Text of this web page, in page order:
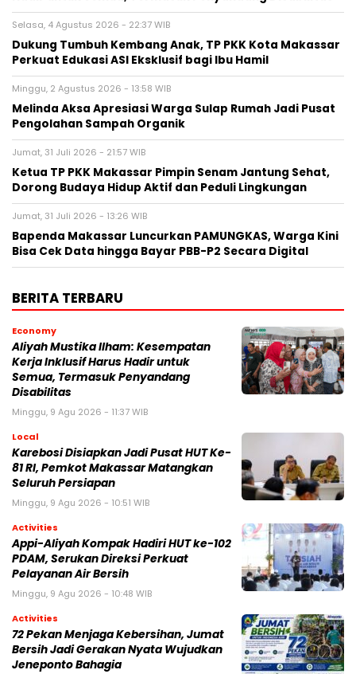
Selasa, 4 Agustus 2026 - 22:37 WIB
Dukung Tumbuh Kembang Anak, TP PKK Kota Makassar
Perkuat Edukasi ASI Eksklusif bagi Ibu Hamil
Minggu, 2 Agustus 2026 - 13:58 WIB
Melinda Aksa Apresiasi Warga Sulap Rumah Jadi Pusat
Pengolahan Sampah Organik
Jumat, 31 Juli 2026 - 21:57 WIB
Ketua TP PKK Makassar Pimpin Senam Jantung Sehat,
Dorong Budaya Hidup Aktif dan Peduli Lingkungan
Jumat, 31 Juli 2026 - 13:26 WIB
Bapenda Makassar Luncurkan PAMUNGKAS, Warga Kini
Bisa Cek Data hingga Bayar PBB-P2 Secara Digital
BERITA TERBARU
Economy
Aliyah Mustika Ilham: Kesempatan
Kerja Inklusif Harus Hadir untuk
Semua, Termasuk Penyandang
Disabilitas
Minggu, 9 Agu 2026 - 11:37 WIB
Local
Karebosi Disiapkan Jadi Pusat HUT Ke-
81 RI, Pemkot Makassar Matangkan
Seluruh Persiapan
Minggu, 9 Agu 2026 - 10:51 WIB
Activities
Appi-Aliyah Kompak Hadiri HUT ke-102
PDAM, Serukan Direksi Perkuat
Pelayanan Air Bersih
Minggu, 9 Agu 2026 - 10:48 WIB
Activities
72 Pekan Menjaga Kebersihan, Jumat
Bersih Jadi Gerakan Nyata Wujudkan
Jeneponto Bahagia